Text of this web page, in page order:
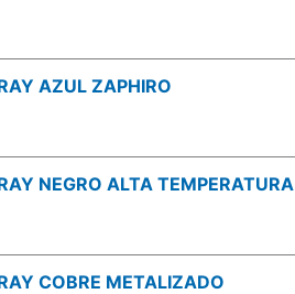
AZUL ZAPHIRO
NEGRO ALTA TEMPERATURA
COBRE METALIZADO